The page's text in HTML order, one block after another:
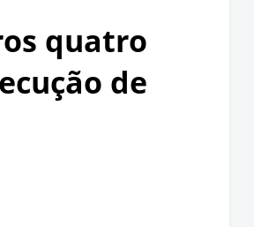
quatro
de